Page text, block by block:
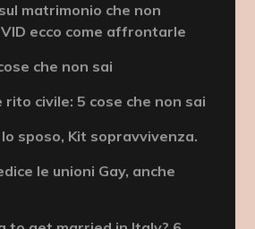
matrimonio che non
ecco come affrontarle
che non sai
rito civile: 5 cose che non sai
sposo, Kit sopravvivenza.
le unioni Gay, anche